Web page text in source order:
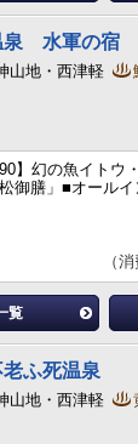
泉 水軍の宿
山地・西津軽
90】幻の魚イト
御膳」■オール
（
覧
ふ死温泉
山地・西津軽